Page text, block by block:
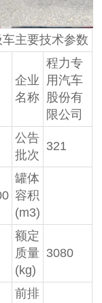
主要技术参数
企业
名称
程力专
用汽车
股份有
限公司
公告
批次
321
罐体
容积
(m3)
额定
质量
(kg)
3080
前排